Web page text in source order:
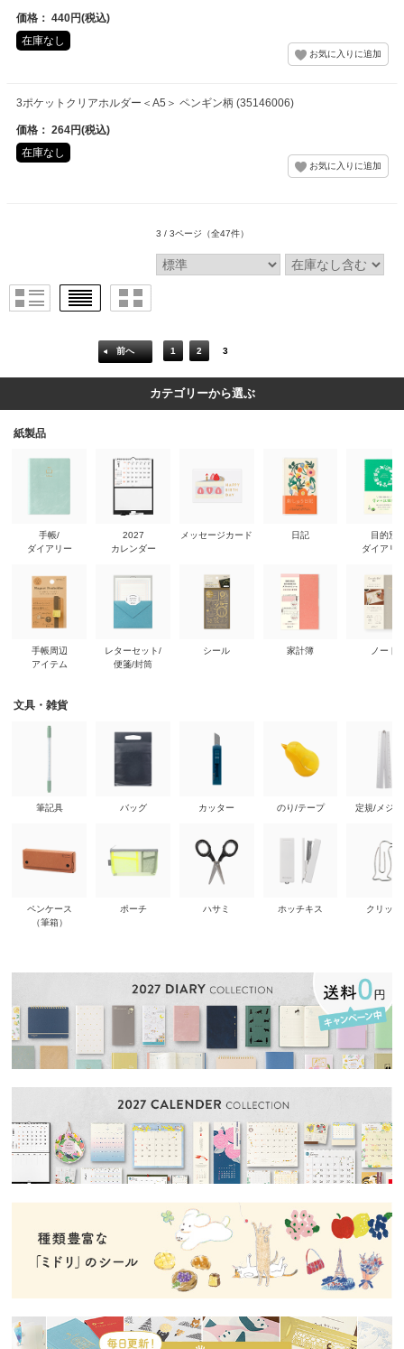
価格： 440円(税込)
在庫なし
3ポケットクリアホルダー＜A5＞ ペンギン柄 (35146006)
価格： 264円(税込)
在庫なし
3 / 3ページ （全47件）
前へ 1 2 3
カテゴリーから選ぶ
紙製品
手帳/
ダイアリー
手帳周辺
アイテム
2027
カレンダー
レターセット/
便箋/封筒
メッセージカード
シール
日記
家計簿
目的別
ダイアリ
ノート
文具・雑貨
筆記具
ペンケース
（筆箱）
バッグ
ポーチ
カッター
ハサミ
のり/テープ
ホッチキス
定規/メジ
クリップ